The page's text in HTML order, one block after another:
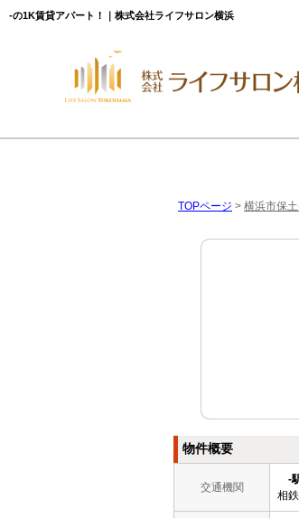
-の1K賃貸アパート！｜株式会社ライフサロン横浜
TOPページ > 横浜市保
物件概要
交通機関
-
相